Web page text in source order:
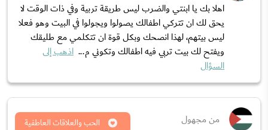
اهلا بك يا ابنتي والضرب ليس طريقة تربية وفي ذات الوقت لا
يحق لك ان تتركي اطفالك يصولوا ويجولوا في البيت وهو فعلا
ليس بيتهم، لهذا انصحك وبكل قوة ان تتكلمي مع طليقك
ويفتح لك بيت تربي فيه اطفالك وتكوني م... اذهب إلى
السؤال
من مجهول الحب والعلاقات العاطفية